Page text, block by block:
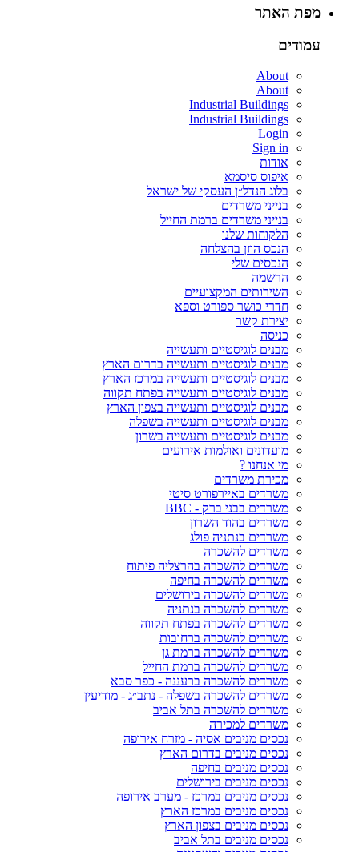
מפת האתר
עמודים
About
About
Industrial Buildings
Industrial Buildings
Login
Sign in
אודות
איפוס סיסמא
בלוג הנדל״ן העסקי של ישראל
בנייני משרדים
בנייני משרדים ברמת החייל
הלקוחות שלנו
הנכס הוזן בהצלחה
הנכסים שלי
הרשמה
השירותים המקצועיים
חדרי כושר ספורט וספא
יצירת קשר
כניסה
מבנים לוגיסטיים ותעשייה
מבנים לוגיסטיים ותעשייה בדרום הארץ
מבנים לוגיסטיים ותעשייה במרכז הארץ
מבנים לוגיסטיים ותעשייה בפתח תקווה
מבנים לוגיסטיים ותעשייה בצפון הארץ
מבנים לוגיסטיים ותעשייה בשפלה
מבנים לוגיסטיים ותעשייה בשרון
מועדונים ואולמות אירועים
מי אנחנו ?
מכירת משרדים
משרדים באיירפורט סיטי
משרדים בבני ברק - BBC
משרדים בהוד השרון
משרדים בנתניה פולג
משרדים להשכרה
משרדים להשכרה בהרצליה פיתוח
משרדים להשכרה בחיפה
משרדים להשכרה בירושלים
משרדים להשכרה בנתניה
משרדים להשכרה בפתח תקווה
משרדים להשכרה ברחובות
משרדים להשכרה ברמת גן
משרדים להשכרה ברמת החייל
משרדים להשכרה ברעננה - כפר סבא
משרדים להשכרה בשפלה - נתב״ג - מודיעין
משרדים להשכרה בתל אביב
משרדים למכירה
נכסים מניבים אסיה - מזרח אירופה
נכסים מניבים בדרום הארץ
נכסים מניבים בחיפה
נכסים מניבים בירושלים
נכסים מניבים במרכז - מערב אירופה
נכסים מניבים במרכז הארץ
נכסים מניבים בצפון הארץ
נכסים מניבים בתל אביב